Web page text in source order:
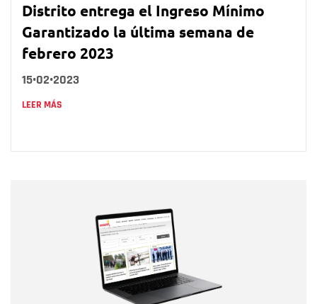
Distrito entrega el Ingreso Mínimo
Garantizado la última semana de
febrero 2023
15•02•2023
LEER MÁS
Correo electrónico
Tipo de comentario